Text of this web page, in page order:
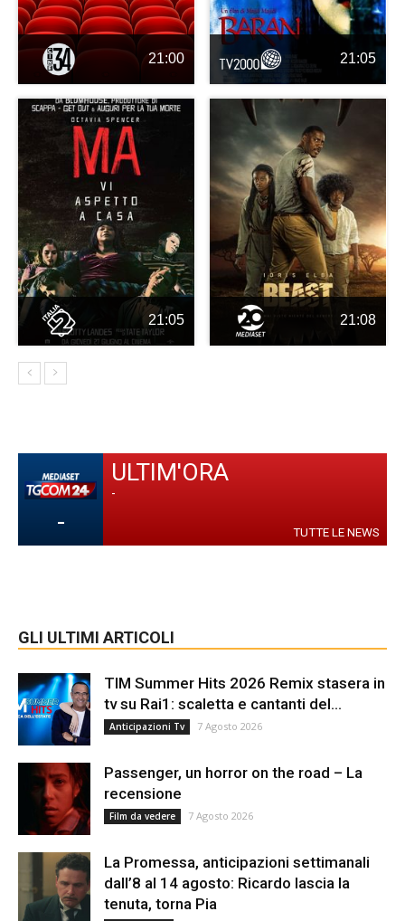
21:00 21:05
21:05 21:08
-
ULTIM'ORA
-
TUTTE LE NEWS
GLI ULTIMI ARTICOLI
TIM Summer Hits 2026 Remix stasera in
tv su Rai1: scaletta e cantanti del...
Anticipazioni Tv 7 Agosto 2026
Passenger, un horror on the road – La
recensione
Film da vedere 7 Agosto 2026
La Promessa, anticipazioni settimanali
dall’8 al 14 agosto: Ricardo lascia la
tenuta, torna Pia